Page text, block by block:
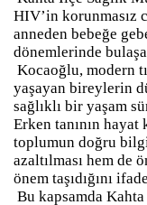
HIV’in korunmasız
anneden bebeğe
dönemlerinde
Kocaoğlu, modern
yaşayan bireylerin
sağlıklı bir yaşam
Erken tanının
toplumun doğru
azaltılması hem de
önem taşıdığını
Bu kapsamda